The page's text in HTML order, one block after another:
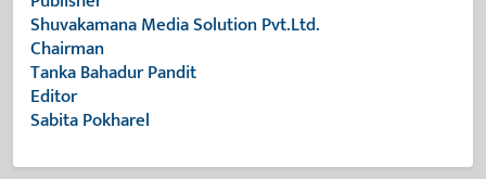
Shuvakamana Media Solution Pvt.Ltd.
Chairman
Tanka Bahadur Pandit
Editor
Sabita Pokharel